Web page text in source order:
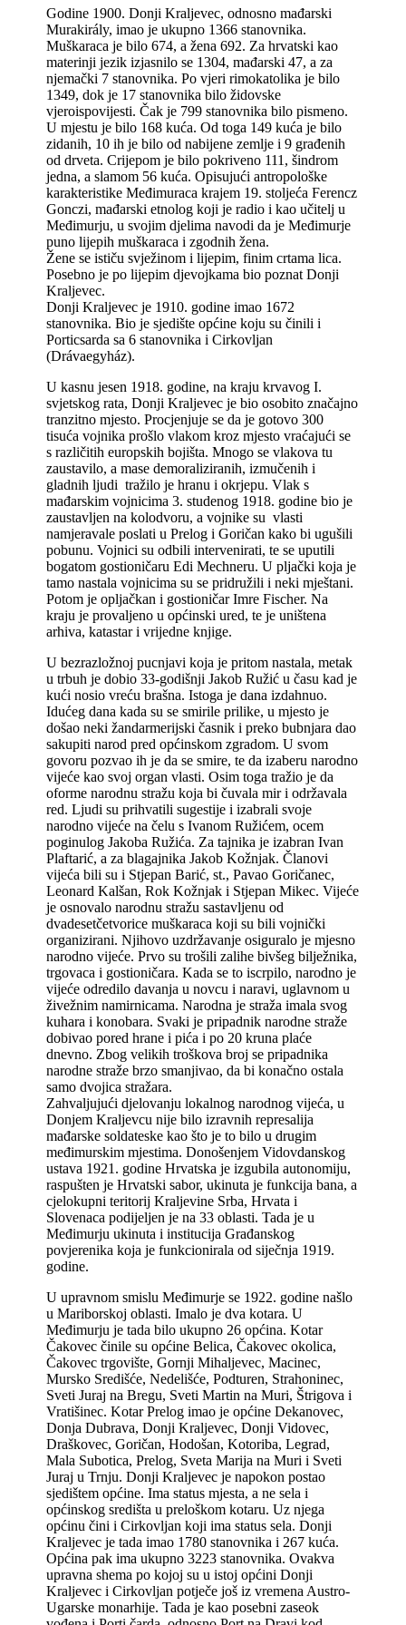
Godine 1900. Donji Kraljevec, odnosno mađarski
Murakirály, imao je ukupno 1366 stanovnika.
Muškaraca je bilo 674, a žena 692. Za hrvatski kao
materinji jezik izjasnilo se 1304, mađarski 47, a za
njemački 7 stanovnika. Po vjeri rimokatolika je bilo
1349, dok je 17 stanovnika bilo židovske
vjeroispovijesti. Čak je 799 stanovnika bilo pismeno.
U mjestu je bilo 168 kuća. Od toga 149 kuća je bilo
zidanih, 10 ih je bilo od nabijene zemlje i 9 građenih
od drveta. Crijepom je bilo pokriveno 111, šindrom
jedna, a slamom 56 kuća. Opisujući antropološke
karakteristike Međimuraca krajem 19. stoljeća Ferencz
Gonczi, mađarski etnolog koji je radio i kao učitelj u
Međimurju, u svojim djelima navodi da je Međimurje
puno lijepih muškaraca i zgodnih žena.
Žene se ističu svježinom i lijepim, finim crtama lica.
Posebno je po lijepim djevojkama bio poznat Donji
Kraljevec.
Donji Kraljevec je 1910. godine imao 1672
stanovnika. Bio je sjedište općine koju su činili i
Porticsarda sa 6 stanovnika i Cirkovljan
(Drávaegyház).
U kasnu jesen 1918. godine, na kraju krvavog I.
svjetskog rata, Donji Kraljevec je bio osobito značajno
tranzitno mjesto. Procjenjuje se da je gotovo 300
tisuća vojnika prošlo vlakom kroz mjesto vraćajući se
s različitih europskih bojišta. Mnogo se vlakova tu
zaustavilo, a mase demoraliziranih, izmučenih i
gladnih ljudi tražilo je hranu i okrjepu. Vlak s
mađarskim vojnicima 3. studenog 1918. godine bio je
zaustavljen na kolodvoru, a vojnike su vlasti
namjeravale poslati u Prelog i Goričan kako bi ugušili
pobunu. Vojnici su odbili intervenirati, te se uputili
bogatom gostioničaru Edi Mechneru. U pljački koja je
tamo nastala vojnicima su se pridružili i neki mještani.
Potom je opljačkan i gostioničar Imre Fischer. Na
kraju je provaljeno u općinski ured, te je uništena
arhiva, katastar i vrijedne knjige.
U bezrazložnoj pucnjavi koja je pritom nastala, metak
u trbuh je dobio 33-godišnji Jakob Ružić u času kad je
kući nosio vreću brašna. Istoga je dana izdahnuo.
Idućeg dana kada su se smirile prilike, u mjesto je
došao neki žandarmerijski časnik i preko bubnjara dao
sakupiti narod pred općinskom zgradom. U svom
govoru pozvao ih je da se smire, te da izaberu narodno
vijeće kao svoj organ vlasti. Osim toga tražio je da
oforme narodnu stražu koja bi čuvala mir i održavala
red. Ljudi su prihvatili sugestije i izabrali svoje
narodno vijeće na čelu s Ivanom Ružićem, ocem
poginulog Jakoba Ružića. Za tajnika je izabran Ivan
Plaftarić, a za blagajnika Jakob Kožnjak. Članovi
vijeća bili su i Stjepan Barić, st., Pavao Goričanec,
Leonard Kalšan, Rok Kožnjak i Stjepan Mikec. Vijeće
je osnovalo narodnu stražu sastavljenu od
dvadesetčetvorice muškaraca koji su bili vojnički
organizirani. Njihovo uzdržavanje osiguralo je mjesno
narodno vijeće. Prvo su trošili zalihe bivšeg bilježnika,
trgovaca i gostioničara. Kada se to iscrpilo, narodno je
vijeće odredilo davanja u novcu i naravi, uglavnom u
živežnim namirnicama. Narodna je straža imala svog
kuhara i konobara. Svaki je pripadnik narodne straže
dobivao pored hrane i pića i po 20 kruna plaće
dnevno. Zbog velikih troškova broj se pripadnika
narodne straže brzo smanjivao, da bi konačno ostala
samo dvojica stražara.
Zahvaljujući djelovanju lokalnog narodnog vijeća, u
Donjem Kraljevcu nije bilo izravnih represalija
mađarske soldateske kao što je to bilo u drugim
međimurskim mjestima. Donošenjem Vidovdanskog
ustava 1921. godine Hrvatska je izgubila autonomiju,
raspušten je Hrvatski sabor, ukinuta je funkcija bana, a
cjelokupni teritorij Kraljevine Srba, Hrvata i
Slovenaca podijeljen je na 33 oblasti. Tada je u
Međimurju ukinuta i institucija Građanskog
povjerenika koja je funkcionirala od siječnja 1919.
godine.
U upravnom smislu Međimurje se 1922. godine našlo
u Mariborskoj oblasti. Imalo je dva kotara. U
Međimurju je tada bilo ukupno 26 općina. Kotar
Čakovec činile su općine Belica, Čakovec okolica,
Čakovec trgovište, Gornji Mihaljevec, Macinec,
Mursko Središće, Nedelišće, Podturen, Strahoninec,
Sveti Juraj na Bregu, Sveti Martin na Muri, Štrigova i
Vratišinec. Kotar Prelog imao je općine Dekanovec,
Donja Dubrava, Donji Kraljevec, Donji Vidovec,
Draškovec, Goričan, Hodošan, Kotoriba, Legrad,
Mala Subotica, Prelog, Sveta Marija na Muri i Sveti
Juraj u Trnju. Donji Kraljevec je napokon postao
sjedištem općine. Ima status mjesta, a ne sela i
općinskog središta u preloškom kotaru. Uz njega
općinu čini i Cirkovljan koji ima status sela. Donji
Kraljevec je tada imao 1780 stanovnika i 267 kuća.
Općina pak ima ukupno 3223 stanovnika. Ovakva
upravna shema po kojoj su u istoj općini Donji
Kraljevec i Cirkovljan potječe još iz vremena Austro-
Ugarske monarhije. Tada je kao posebni zaseok